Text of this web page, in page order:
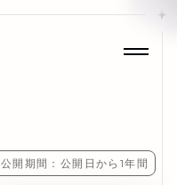
公開期間：公開日から1年間